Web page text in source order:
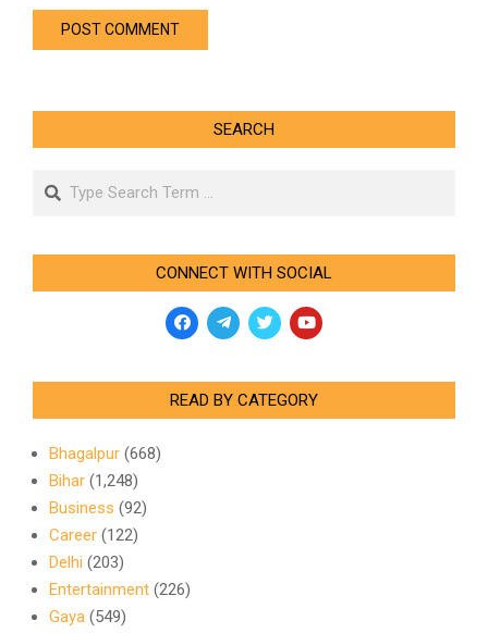
SEARCH
Search
CONNECT WITH SOCIAL
READ BY CATEGORY
Bhagalpur (668)
Bihar (1,248)
Business (92)
Career (122)
Delhi (203)
Entertainment (226)
Gaya (549)